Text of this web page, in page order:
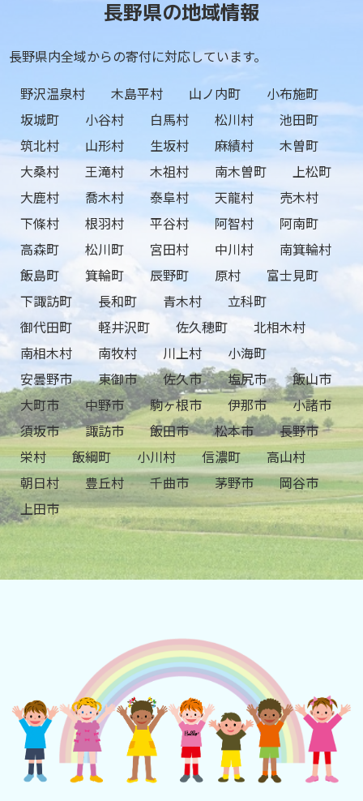
長野県の地域情報
長野県内全域からの寄付に対応しています。
野沢温泉村
木島平村 山ノ内町
小布施町
坂城町
小谷村 白馬村 松川村
池田町
筑北村
山形村 生坂村 麻績村
木曽町
大桑村
王滝村 木祖村 南木曽町
上松町
大鹿村
喬木村 泰阜村 天龍村
売木村
下條村
根羽村 平谷村 阿智村
阿南町
高森町
松川町 宮田村 中川村
南箕輪村
飯島町
箕輪町 辰野町 原村
富士見町
下諏訪町
長和町 青木村
立科町
御代田町
軽井沢町 佐久穂町
北相木村
南相木村
南牧村 川上村
小海町
安曇野市
東御市 佐久市 塩尻市
飯山市
大町市
中野市 駒ヶ根市 伊那市
小諸市
須坂市
諏訪市 飯田市 松本市
長野市
栄村
飯綱町 小川村 信濃町
高山村
朝日村
豊丘村 千曲市 茅野市
岡谷市
上田市